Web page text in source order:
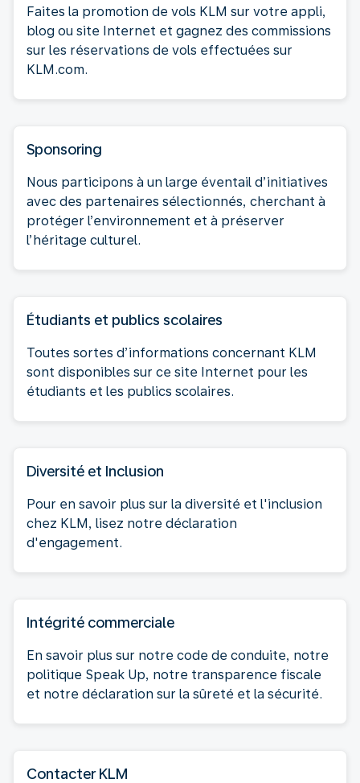
Faites la promotion de vols KLM sur votre appli,
blog ou site Internet et gagnez des commissions
sur les réservations de vols effectuées sur
KLM.com.
Sponsoring
Nous participons à un large éventail d’initiatives
avec des partenaires sélectionnés, cherchant à
protéger l’environnement et à préserver
l’héritage culturel.
Étudiants et publics scolaires
Toutes sortes d’informations concernant KLM
sont disponibles sur ce site Internet pour les
étudiants et les publics scolaires.
Diversité et Inclusion
Pour en savoir plus sur la diversité et l'inclusion
chez KLM, lisez notre déclaration
d'engagement.
Intégrité commerciale
En savoir plus sur notre code de conduite, notre
politique Speak Up, notre transparence fiscale
et notre déclaration sur la sûreté et la sécurité.
Contacter KLM